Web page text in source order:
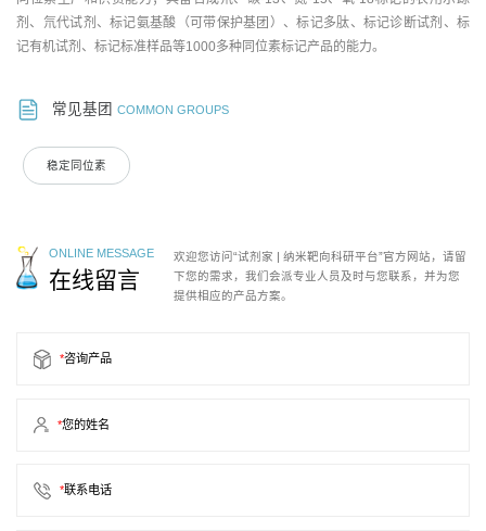
剂、氘代试剂、标记氨基酸（可带保护基团）、标记多肽、标记诊断试剂、标
记有机试剂、标记标准样品等1000多种同位素标记产品的能力。
常见基团 COMMON GROUPS
稳定同位素
ONLINE MESSAGE
在线留言
欢迎您访问“试剂家 | 纳米靶向科研平台”官方网站，请留
下您的需求，我们会派专业人员及时与您联系，并为您
提供相应的产品方案。
*咨询产品
*您的姓名
*联系电话